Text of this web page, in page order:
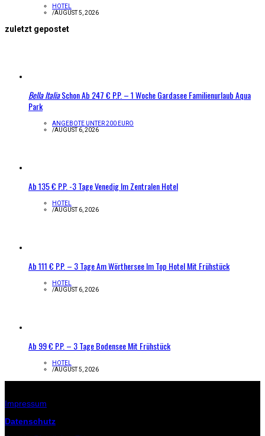
HOTEL
/AUGUST 5, 2026
zuletzt gepostet
Bella ItaliaSchon Ab 247 € P.P. – 1 Woche Gardasee Familienurlaub Aqua
Park
ANGEBOTE UNTER 200 EURO
/AUGUST 6, 2026
Ab 135 € P.P. -3 Tage Venedig Im Zentralen Hotel
HOTEL
/AUGUST 6, 2026
Ab 111 € P.P. – 3 Tage Am Wörthersee Im Top Hotel Mit Frühstück
HOTEL
/AUGUST 6, 2026
Ab 99 € P.P. – 3 Tage Bodensee Mit Frühstück
HOTEL
/AUGUST 5, 2026
Impressum
Datenschutz